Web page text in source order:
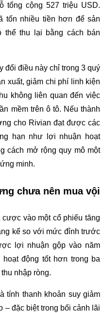
tổng cộng 527 triệu USD.
tốn nhiều tiền hơn để sản
thu lại bằng cách bán
đổi điều này chỉ trong 3 quý
xuất, giảm chi phí linh kiện
không liên quan đến việc
mềm trên ô tô. Nếu thành
cho Rivian đạt được các
hạn như lợi nhuận hoạt
cách mở rộng quy mô một
minh.
chưa nên mua vội
vào một cổ phiếu tăng
kể so với mức đỉnh trước
lợi nhuận gộp vào năm
động tốt hơn trong ba
nhập ròng.
tính thanh khoản suy giảm
– đặc biệt trong bối cảnh lãi